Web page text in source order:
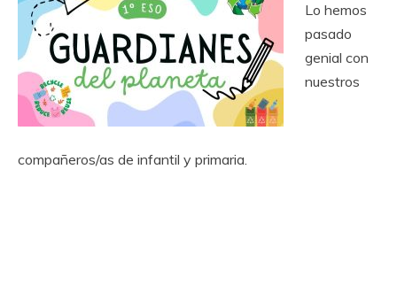
Lo hemos
pasado
genial con
nuestros
compañeros/as de infantil y primaria.